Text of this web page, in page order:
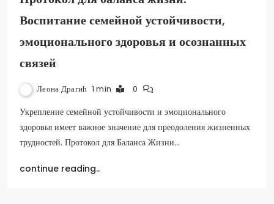
Воспитание семейной устойчивости,
эмоционального здоровья и осознанных
связей
Леона Драгић 1 min 0
Укрепление семейной устойчивости и эмоционального
здоровья имеет важное значение для преодоления жизненных
трудностей. Протокол для Баланса Жизни…
continue reading..